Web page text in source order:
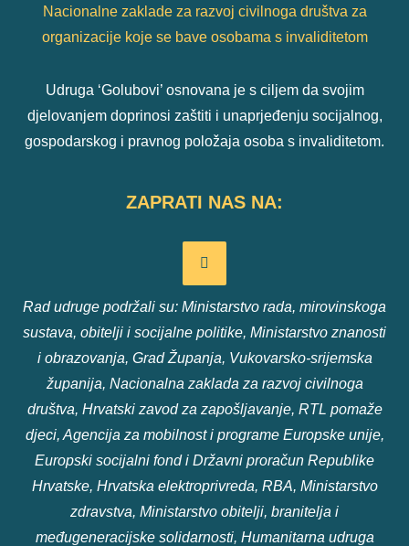
Nacionalne zaklade za razvoj civilnoga društva za
organizacije koje se bave osobama s invaliditetom
Udruga ‘Golubovi’ osnovana je s ciljem da svojim
djelovanjem doprinosi zaštiti i unaprjeđenju socijalnog,
gospodarskog i pravnog položaja osoba s invaliditetom.
ZAPRATI NAS NA:
Rad udruge podržali su: Ministarstvo rada, mirovinskoga
sustava, obitelji i socijalne politike, Ministarstvo znanosti
i obrazovanja, Grad Županja, Vukovarsko-srijemska
županija, Nacionalna zaklada za razvoj civilnoga
društva, Hrvatski zavod za zapošljavanje, RTL pomaže
djeci, Agencija za mobilnost i programe Europske unije,
Europski socijalni fond i Državni proračun Republike
Hrvatske, Hrvatska elektroprivreda, RBA, Ministarstvo
zdravstva, Ministarstvo obitelji, branitelja i
međugeneracijske solidarnosti, Humanitarna udruga